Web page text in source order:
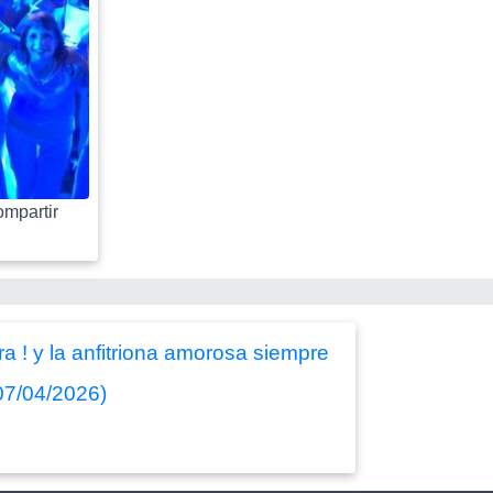
! y la anfitriona amorosa siempre
04/2026)